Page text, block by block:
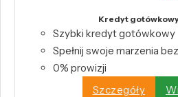
Kredyt
Szybki kredyt gotówkowy
Spełnij swoje marzenia
0% prowizji
Szczegóły